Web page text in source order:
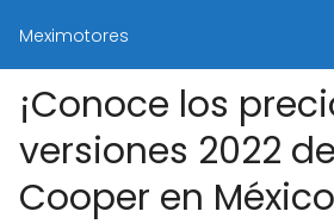
Meximotores
¡Conoce los
versiones 2022
Cooper en